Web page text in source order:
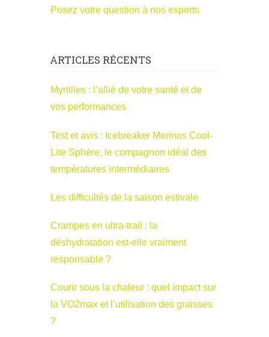
Posez votre question à nos experts
ARTICLES RÉCENTS
Myrtilles : l’allié de votre santé et de
vos performances
Test et avis : Icebreaker Merinos Cool-
Lite Sphère, le compagnon idéal des
températures intermédiaires
Les difficultés de la saison estivale
Crampes en ultra-trail : la
déshydratation est-elle vraiment
responsable ?
Courir sous la chaleur : quel impact sur
la VO2max et l’utilisation des graisses
?